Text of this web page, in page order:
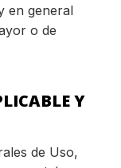
en general
o de
Y
de Uso,